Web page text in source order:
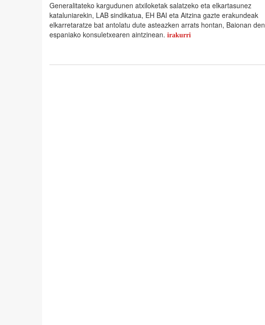
Generalitateko kargudunen atxiloketak salatzeko eta elkartasunez
kataluniarekin, LAB sindikatua, EH BAI eta Aitzina gazte erakundeak
elkarretaratze bat antolatu dute asteazken arrats hontan, Baionan den
espaniako konsuletxearen aintzinean. irakurri